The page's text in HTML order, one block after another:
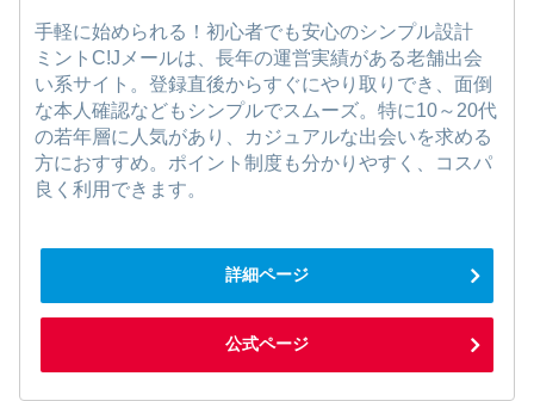
手軽に始められる！初心者でも安心のシンプル設計
ミントC!Jメールは、長年の運営実績がある老舗出会
い系サイト。登録直後からすぐにやり取りでき、面倒
な本人確認などもシンプルでスムーズ。特に10～20代
の若年層に人気があり、カジュアルな出会いを求める
方におすすめ。ポイント制度も分かりやすく、コスパ
良く利用できます。
詳細ページ
公式ページ